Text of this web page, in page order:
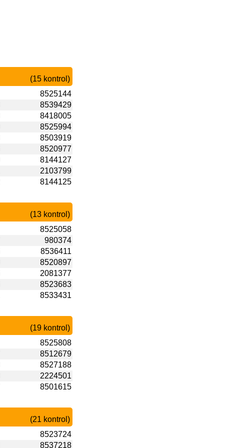
(15 kontrol)
8525144
8539429
8418005
8525994
8503919
8520977
8144127
2103799
8144125
(13 kontrol)
8525058
980374
8536411
8520897
2081377
8523683
8533431
(19 kontrol)
8525808
8512679
8527188
2224501
8501615
(21 kontrol)
8523724
8537218